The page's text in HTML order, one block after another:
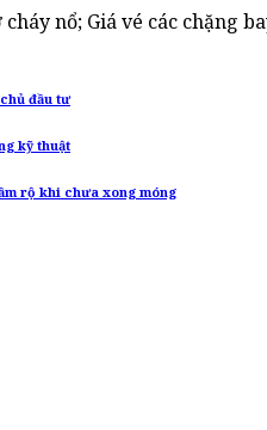
nổ; Giá vé các chặng
đầu tư
kỹ thuật
rộ khi chưa xong móng